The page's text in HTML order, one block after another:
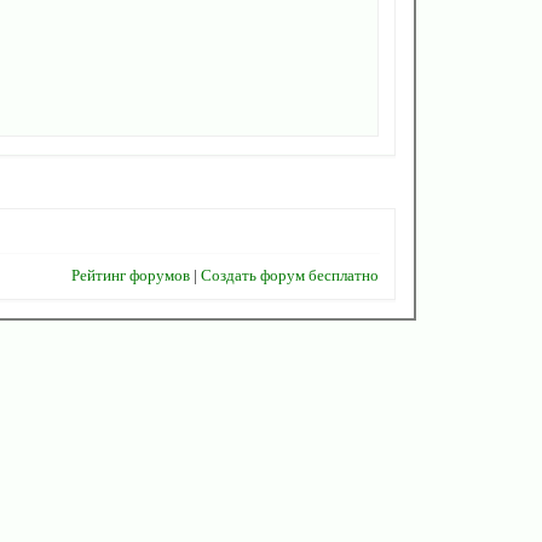
Рейтинг форумов |Создать форум бесплатно